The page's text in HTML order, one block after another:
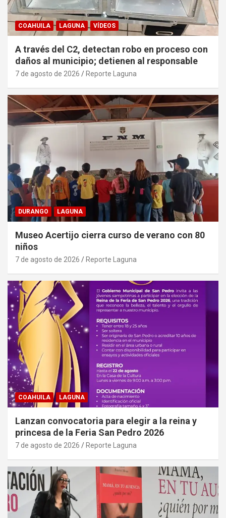
COAHUILA LAGUNA VÍDEOS
A través del C2, detectan robo en proceso con
daños al municipio; detienen al responsable
7 de agosto de 2026 Reporte Laguna
DURANGO LAGUNA
Museo Acertijo cierra curso de verano con 80
niños
7 de agosto de 2026 Reporte Laguna
COAHUILA LAGUNA
Lanzan convocatoria para elegir a la reina y
princesa de la Feria San Pedro 2026
7 de agosto de 2026 Reporte Laguna